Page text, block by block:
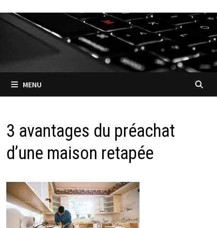
MENU
3 avantages du préachat
d’une maison retapée